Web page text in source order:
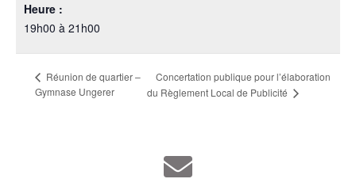
Heure :
19h00 à 21h00
Réunion de quartier –
Gymnase Ungerer
Concertation publique pour l’élaboration
du Règlement Local de Publicité